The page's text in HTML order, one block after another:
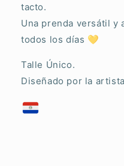
tacto.
Una prenda versátil y
todos los días 💛
Talle Único.
Diseñado por la